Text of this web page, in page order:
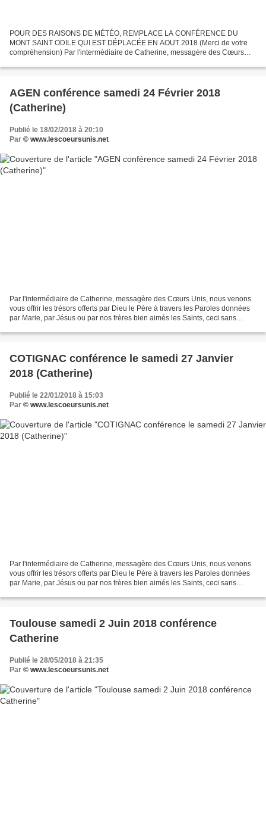
POUR DES RAISONS DE MÉTÉO, REMPLACE LA CONFÉRENCE DU
MONT SAINT ODILE QUI EST DÉPLACÉE EN AOUT 2018 (Merci de votre
compréhension) Par l'intermédiaire de Catherine, messagère des Cœurs
AGEN conférence samedi 24 Février 2018
(Catherine)
Publié le 18/02/2018 à 20:10
Par © www.lescoeursunis.net
Par l'intermédiaire de Catherine, messagère des Cœurs Unis, nous venons
vous offrir les trésors offerts par Dieu le Père à travers les Paroles données
par Marie, par Jésus ou par nos frères bien aimés les Saints, ceci sans
COTIGNAC conférence le samedi 27 Janvier
2018 (Catherine)
Publié le 22/01/2018 à 15:03
Par © www.lescoeursunis.net
Par l'intermédiaire de Catherine, messagère des Cœurs Unis, nous venons
vous offrir les trésors offerts par Dieu le Père à travers les Paroles données
par Marie, par Jésus ou par nos frères bien aimés les Saints, ceci sans
Toulouse samedi 2 Juin 2018 conférence
Catherine
Publié le 28/05/2018 à 21:35
Par © www.lescoeursunis.net